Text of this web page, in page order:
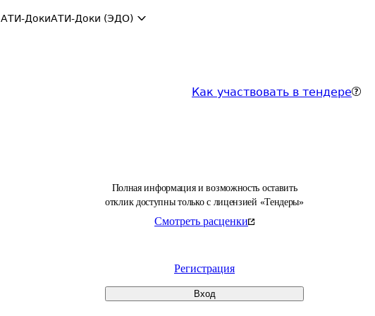
АТИ-ДокиАТИ-Доки (ЭДО)
Как участвовать в тендере
Полная информация и возможность оставить
отклик доступны только с лицензией «Тендеры»
Смотреть расценки
Регистрация
Вход